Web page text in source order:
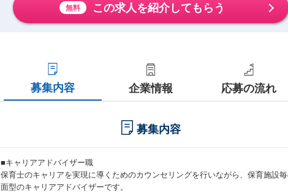
無料 この求人を紹介してもらう
募集内容 企業情報 応募の流れ
募集内容
■キャリアアドバイザー職
保育士のキャリアを実現に導くためのカウンセリングを行いながら、保育施設
面型のキャリアアドバイザーです。